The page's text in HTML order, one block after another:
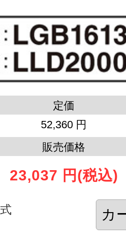
定価
52,360 円
販売価格
23,037 円 (税込)
式